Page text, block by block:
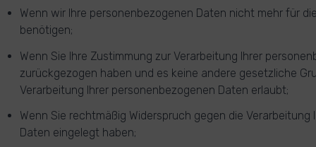
Wenn wir Ihre personenbezogenen Daten nicht mehr
benötigen;
Wenn Sie Ihre Zustimmung zur Verarbeitung Ihrer
zurückgezogen haben und es keine andere gesetzliche
Verarbeitung Ihrer personenbezogenen Daten erlaubt;
Wenn Sie rechtmäßig Widerspruch gegen die
Daten eingelegt haben;